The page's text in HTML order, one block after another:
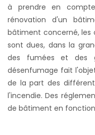
à prendre en
rénovation d'un
bâtiment concerné, les
sont dues, dans la
des fumées et des
désenfumage fait
de la part des
l'incendie. Des
de bâtiment en